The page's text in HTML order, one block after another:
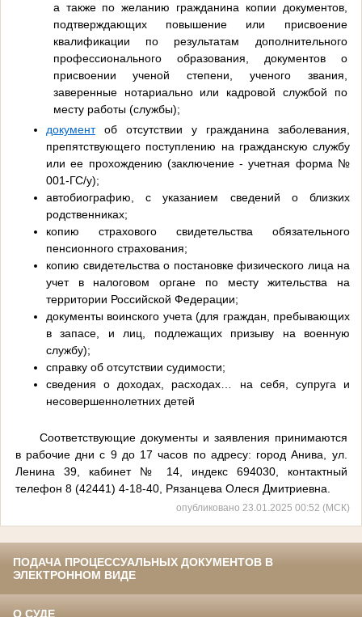
а также по желанию гражданина копии документов,
подтверждающих повышение или присвоение
квалификации по результатам дополнительного
профессионального образования, документов о
присвоении ученой степени, ученого звания,
заверенные нотариально или кадровой службой по
месту работы (службы);
документоб отсутствии у гражданина заболевания,
препятствующего поступлению на гражданскую службу
или ее прохождению (заключение - учетная форма №
001-ГС/у);
автобиографию, с указанием сведений о близких
родственниках;
копию страхового свидетельства обязательного
пенсионного страхования;
копию свидетельства о постановке физического лица на
учет в налоговом органе по месту жительства на
территории Российской Федерации;
документы воинского учета (для граждан, пребывающих
в запасе, и лиц, подлежащих призыву на военную
службу);
справку об отсутствии судимости;
сведения о доходах, расходах… на себя, супруга и
несовершеннолетних детей
Соответствующие документы и заявления принимаются
в рабочие дни с 9 до 17 часов по адресу: город Анива, ул.
Ленина 39, кабинет № 14, индекс 694030, контактный
телефон 8 (42441) 4-18-40, Рязанцева Олеся Дмитриевна.
опубликовано 23.01.2025 00:52 (МСК)
ПОДАЧА ПРОЦЕССУАЛЬНЫХ ДОКУМЕНТОВ В
ЭЛЕКТРОННОМ ВИДЕ
О СУДЕ